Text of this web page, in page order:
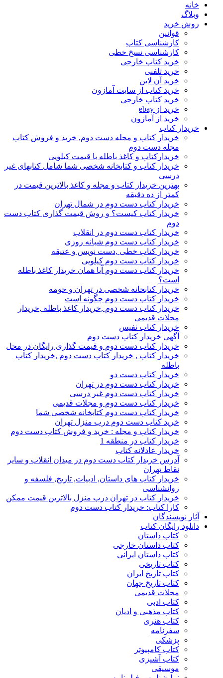
خانه
وبلاگ
روش خرید
قوانین
کارشناسی کتاب
کارشناسی نسخ خطی
خرید کتاب خارجی
خرید تلفنی
خرید آن لاین
خرید کتاب از سایت آمازون
خرید کتاب خارجی
خرید از ebay
خرید از آمازون
خریدار کتاب
خریدار کتاب و مجله دست دوم, خرید و فروش کتاب
مجله دست دوم
خریدارکتاب و کاغذ باطله با قیمت کیلویی
خریدار کتاب و کتابخانه شخصی شما شامل کتابهای غیر
درسی
بهترین خریدار کتاب و مجله و کاغذ بالاترین قیمت در
کمتر از ده دقیقه
خریدار کتاب دست دوم در شمال تهران
خریدار کتاب کیست؟ و روش قیمت گذاری کتاب دست
دوم
خریدار کتاب دست دوم در انقلاب
خریدار کتاب دست دوم شبانه روزی
خریدار کتاب خطی ,دست نویس و عتیقه
خریدار کتاب دست دوم کیلویی
خریدار کتاب دست دوم آیا همان خریدار کاغذ باطله
است؟
خریدار کتابخانه شخصی در تهران و حومه
خریدار کتاب دست دوم چگونه است
خریدار کتاب دست دوم ,خریدار کاغذ باطله ,خریدار
مجلات قدیمی
خریدار کتاب نفیس
آگهی خریدار کتاب دست دوم
خریدار کتاب دست دوم و قیمت گذاری رایگان در محل
خریدار کتاب , خریدار کتاب دست دوم ,خریدار کتاب
باطله
خریدار کتاب دست دو
خریدار کتاب دست دوم در تهران
خریدار کتاب دست دوم غیر درسی
خریدار کتاب دست دوم و مجلات قدیمی
خریدار کتاب دست دوم کتابخانه شخصی شما
خرید کتاب دست دوم درب منزل تهران
خریدار کتاب و مجله : خرید و فروش کتاب دست دوم
خریدار کتاب در منطقه 1
خریدار عادلانه کتاب
آدرس خریدار کتاب دست دوم در میدان انقلاب و سایر
نقاط تهران
خریدار کتاب های داستان, ادبیات, تاریخ, فلسفه و
روانشناسی
خریدار کتاب در تهران درب منزل بالاترین قیمت ممکن
کارا کتاب: خریدار کتاب دست دوم
آثار نویسندگان
دانلود رایگان کتاب
کتاب داستان
کتاب داستان خارجی
کتاب داستان ایرانی
کتاب تاریخی
کتاب تاریخ ایران
کتاب تاریخ جهان
مجلات قدیمی
کتاب ادبی
کتاب مذهبی و ادیان
کتاب هنری
سفرنامه
پزشکی
کتاب کامپیوتر
کتاب آشپزی
موسیقی